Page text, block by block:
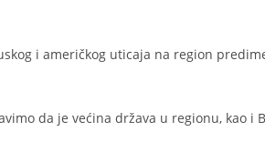
i američkog uticaja na region
da je većina država u regionu, kao i